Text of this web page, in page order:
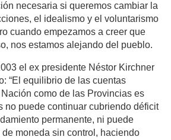
necesaria si queremos cambiar la
el idealismo y el voluntarismo
cuando empezamos a creer que
nos estamos alejando del pueblo.
el ex presidente Néstor Kirchner
“El equilibrio de las cuentas
como de las Provincias es
no puede continuar cubriendo déficit
permanente, ni puede
moneda sin control, haciendo